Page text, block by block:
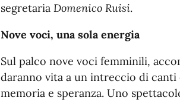
segretaria Domenico Ruisi.
Nove voci, una sola energia
Sul palco nove voci femminili,
daranno vita a un intreccio di
memoria e speranza. Uno